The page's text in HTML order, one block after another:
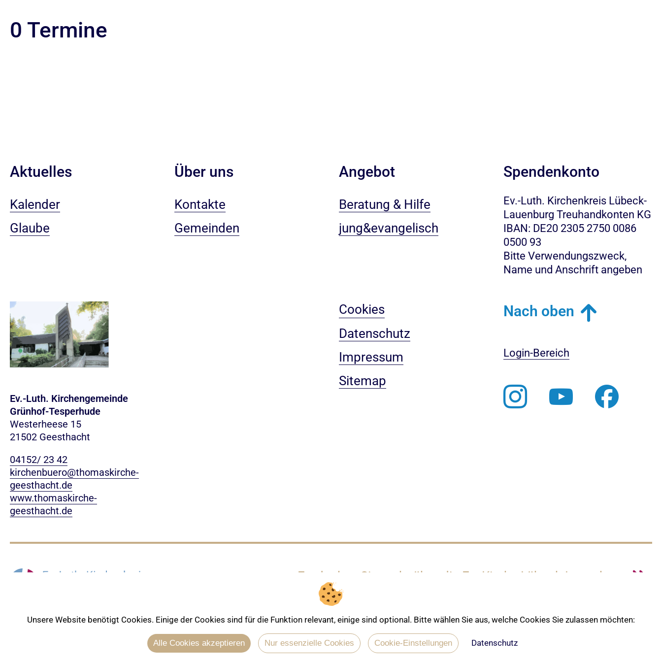
0 Termine
Aktuelles
Kalender
Glaube
Über uns
Kontakte
Gemeinden
Angebot
Beratung & Hilfe
jung&evangelisch
Spendenkonto
Ev.-Luth. Kirchenkreis Lübeck-
Lauenburg Treuhandkonten KG
IBAN: DE20 2305 2750 0086
0500 93
Bitte Verwendungszweck,
Name und Anschrift angeben
Ev.-Luth. Kirchengemeinde
Grünhof-Tesperhude
Westerheese 15
21502 Geesthacht
04152/ 23 42
kirchenbuero@thomaskirche-
geesthacht.de
www.thomaskirche-
geesthacht.de
Cookies
Datenschutz
Impressum
Sitemap
Nach oben
Login-Bereich
Entdecken Sie mehr über die Ev. Kirche Lübeck-Lauenburg
Unsere Website benötigt Cookies. Einige der Cookies sind für die Funktion relevant, einige sind optional. Bitte wählen Sie aus, welche Cookies Sie zulassen möchten:
Alle Cookies akzeptieren Nur essenzielle Cookies Cookie-Einstellungen Datenschutz